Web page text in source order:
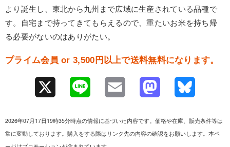
より誕生し、東北から九州まで広域に生産されている品種で
す。自宅まで持ってきてもらえるので、重たいお米を持ち帰
る必要がないのはありがたい。
プライム会員 or 3,500円以上で送料無料になります。
2026年07月17日19時35分時点の情報に基づいた内容です。価格や在庫、販売条件等は
常に変動しております。購入をする際はリンク先の内容の確認をお願いします。本ペ